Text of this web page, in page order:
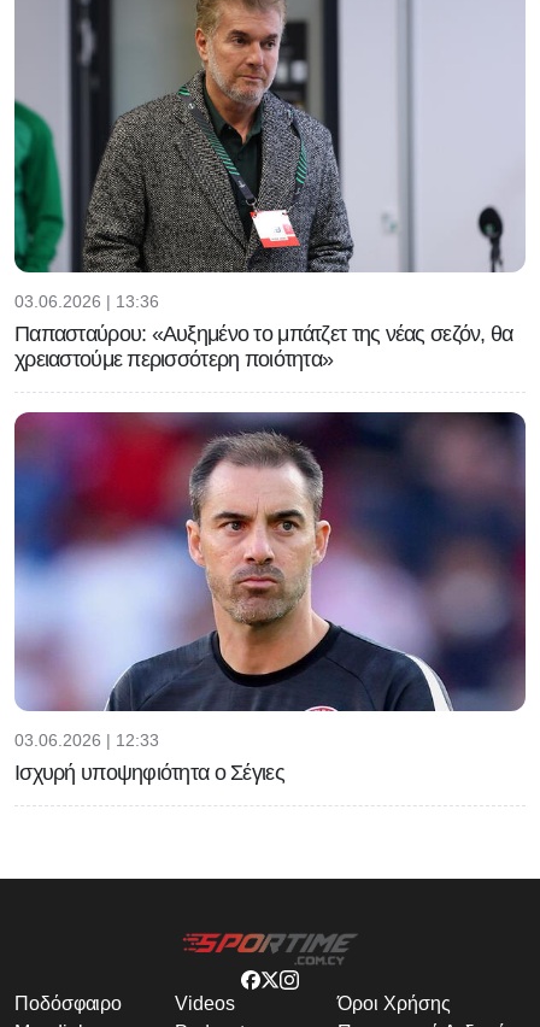
03.06.2026 | 13:36
Παπασταύρου: «Αυξημένο το μπάτζετ της νέας σεζόν, θα
χρειαστούμε περισσότερη ποιότητα»
03.06.2026 | 12:33
Ισχυρή υποψηφιότητα ο Σέγιες
Ποδόσφαιρο
Videos
Όροι Χρήσης